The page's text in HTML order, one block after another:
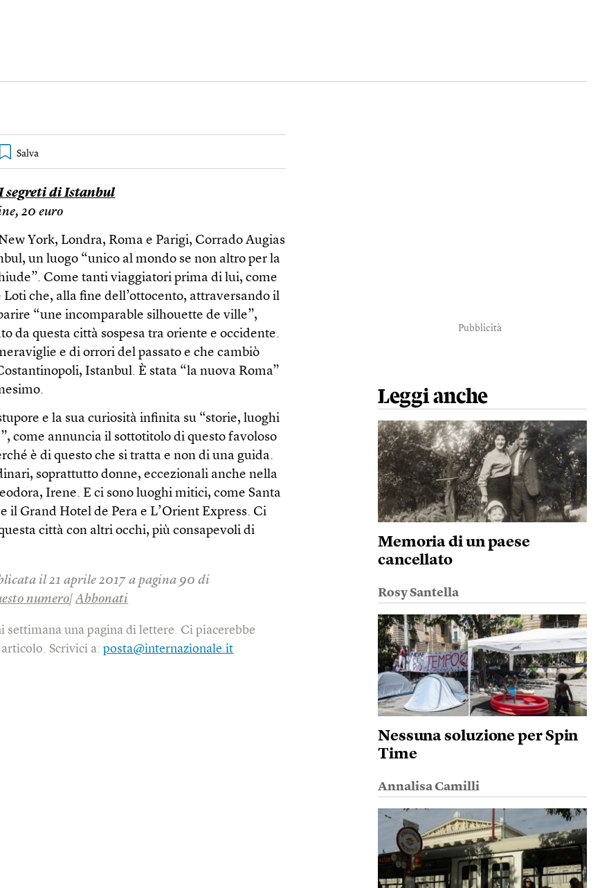
segreti di Istanbul
20 euro
York, Londra, Roma e Parigi, Corrado Augias
un luogo “unico al mondo se non altro per la
Come tanti viaggiatori prima di lui, come
che, alla fine dell’ottocento, attraversando il
“une incomparable silhouette de ville”,
da questa città sospesa tra oriente e occidente.
e di orrori del passato e che cambiò
Istanbul. È stata “la nuova Roma”
e la sua curiosità infinita su “storie, luoghi
come annuncia il sottotitolo di questo favoloso
è di questo che si tratta e non di una guida.
soprattutto donne, eccezionali anche nella
Irene. E ci sono luoghi mitici, come Santa
il Grand Hotel de Pera e L’Orient Express. Ci
città con altri occhi, più consapevoli di
il 21 aprile 2017 a pagina 90 di
numero| Abbonati
settimana una pagina di lettere. Ci piacerebbe
articolo. Scrivici a:posta@internazionale.it
Pubblicità
Leggi anche
Memoria di un paese
cancellato
Rosy Santella
Nessuna soluzione per Spin
Time
Annalisa Camilli